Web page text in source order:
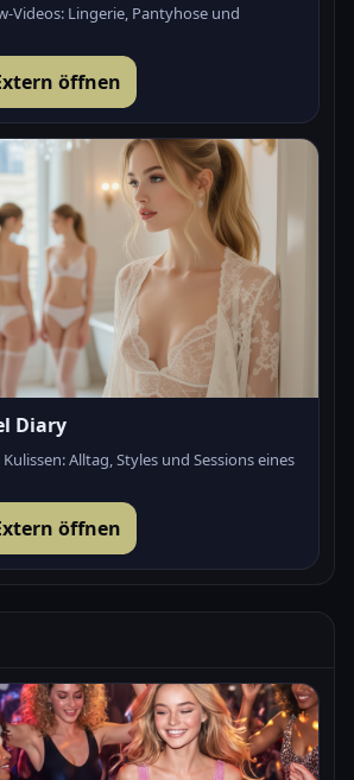
Videos: Lingerie, Pantyhose und
öffnen
Diary
Alltag, Styles und Sessions eines
öffnen